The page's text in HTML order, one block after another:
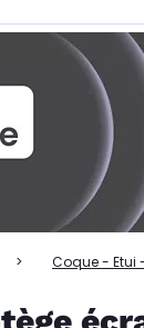
Coque - Etui